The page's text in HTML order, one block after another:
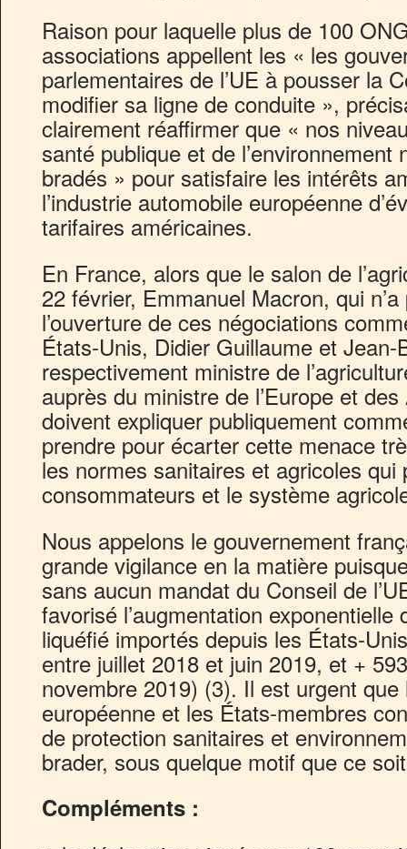
Raison pour laquelle plus de 100
associations appellent les « les
parlementaires de l’UE à pousser la
modifier sa ligne de conduite »,
clairement réaffirmer que « nos
santé publique et de l’environnement
bradés » pour satisfaire les intérêts
l’industrie automobile européenne
tarifaires américaines.
En France, alors que le salon de
22 février, Emmanuel Macron, qui
l’ouverture de ces négociations
États-Unis, Didier Guillaume et
respectivement ministre de
auprès du ministre de l’Europe et
doivent expliquer publiquement
prendre pour écarter cette menace
les normes sanitaires et agricoles qui
consommateurs et le système
Nous appelons le gouvernement
grande vigilance en la matière
sans aucun mandat du Conseil de
favorisé l’augmentation
liquéfié importés depuis les États-
entre juillet 2018 et juin 2019, et +
novembre 2019) (3). Il est urgent
européenne et les États-membres
de protection sanitaires et
brader, sous quelque motif que ce
Compléments :